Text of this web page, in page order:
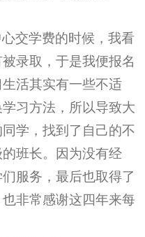
交学费的时候，我看
录取，于是我便报名
活其实有一些不适
习方法，所以导致大
学，找到了自己的不
班长。因为没有经
服务，最后也取得了
非常感谢这四年来每